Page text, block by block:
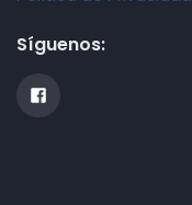
Síguenos: